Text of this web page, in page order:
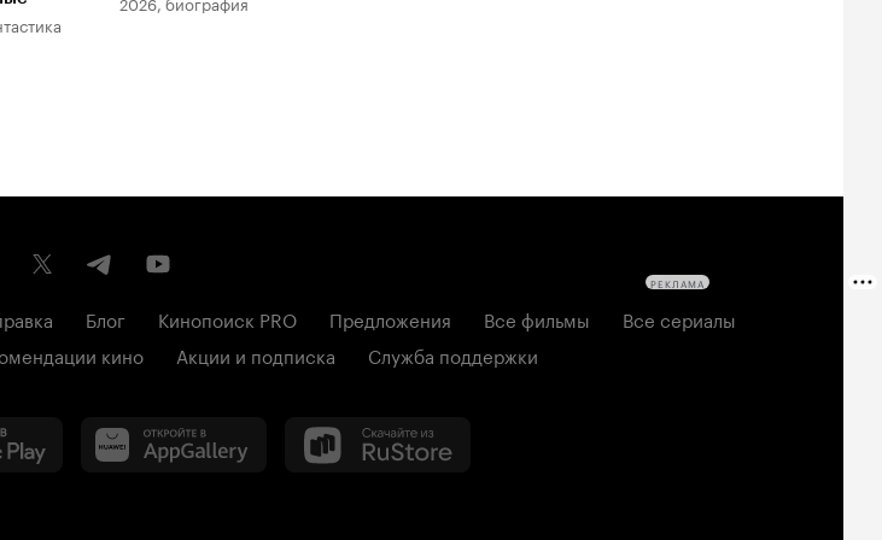
Блог Кинопоиск PRO Предложения Все фильмы
Все сериалы
кино Акции и подписка Служба поддержки
РЕКЛАМА